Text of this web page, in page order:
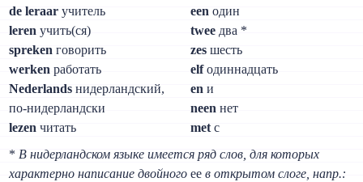
de leraar учитель
leren учить(ся)
spreken говорить
werken работать
Nederlands нидерландский,
по-нидерландски
lezen читать
een один
twee два *
zes шесть
elfодиннадцать
en и
neen нет
met с
* В нидерландском языке имеется ряд слов, для которых
характерно написание двойного еев открытом слоге, напр.: